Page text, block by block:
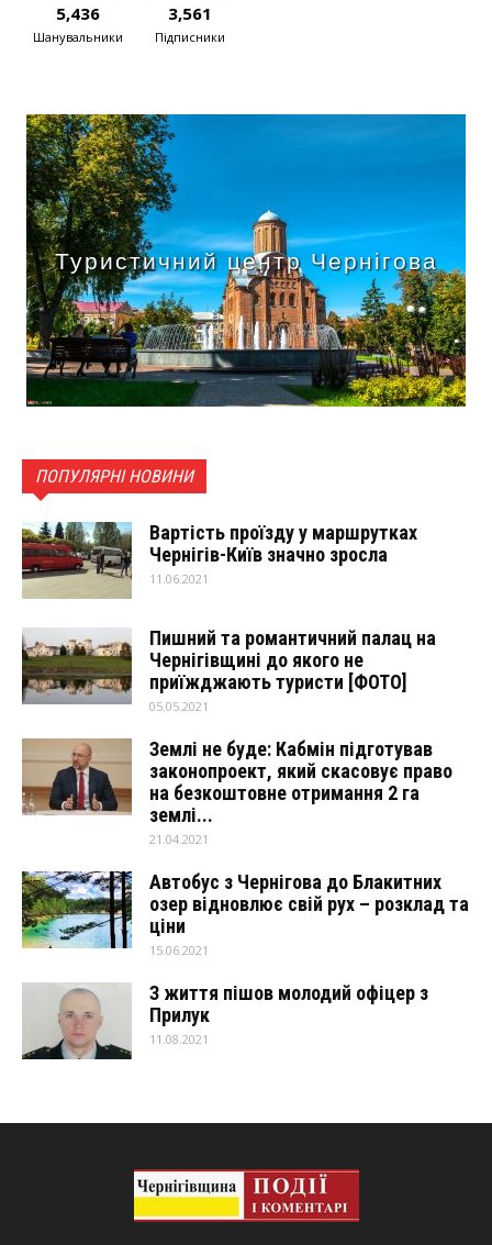
5,436
Шанувальники
3,561
Підписники
Туристичний центр Чернігова
ПОПУЛЯРНІ НОВИНИ
Вартість проїзду у маршрутках
Чернігів-Київ значно зросла
11.06.2021
Пишний та романтичний палац на
Чернігівщині до якого не
приїжджають туристи [ФОТО]
05.05.2021
Землі не буде: Кабмін підготував
законопроект, який скасовує право
на безкоштовне отримання 2 га
землі...
21.04.2021
Автобус з Чернігова до Блакитних
озер відновлює свій рух – розклад та
ціни
15.06.2021
З життя пішов молодий офіцер з
Прилук
11.08.2021